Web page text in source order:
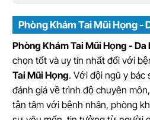
Phòng Khám Tai Mũi Họng -
Phòng Khám Tai Mũi Họng - Da
chọn tốt và uy tín nhất đối với
Tai Mũi Họng. Với đội ngũ y
đánh giá về trình độ chuyên
tận tâm với bệnh nhân, phòng